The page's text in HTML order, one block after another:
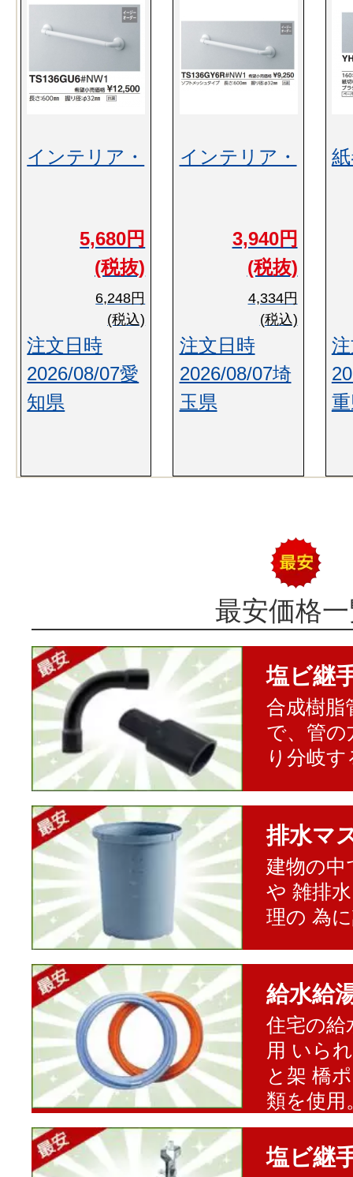
インテリア・
5,680円
(税抜)
6,248円
(税込)
注文日時
2026/08/07愛
知県
インテリア・
3,940円
(税抜)
4,334円
(税込)
注文日時
2026/08/07埼
玉県
最安価格
塩ビ継
合成樹脂
で、管の
り分岐
排水マ
建物の中
や 雑排
理の 為
給水給
住宅の給
用 いら
と架 橋
類を使用
塩ビ継